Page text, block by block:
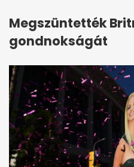
Megszüntették
gondnokságát